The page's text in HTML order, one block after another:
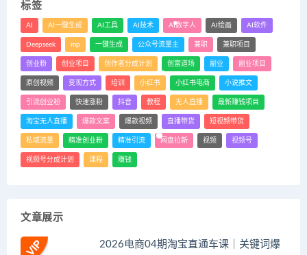
标签
AI AI一键生成 AI工具 AI技术 AI数字人 AI绘画 AI软件
Deepseek mp 一键生成 公众号流量主 兼职 兼职项目
创业粉 创业项目 创作者分成计划 创富道场 副业 副业项目
原创视频 变现方式 培训 小红书 小红书电商 小说推文
引流创业粉 快速涨粉 抖音 教程 无人直播 最新赚钱项目
淘宝无人直播 爆款文案 爆款视频 直播带货 短视频带货
私域流量 精准创业粉 精准引流 网盘拉新 视频 视频号
视频号分成计划 课程 赚钱
文章展示
2026电商04期淘宝直通车课｜关键词爆